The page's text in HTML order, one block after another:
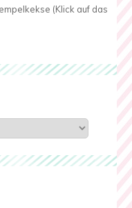
(Klick auf das